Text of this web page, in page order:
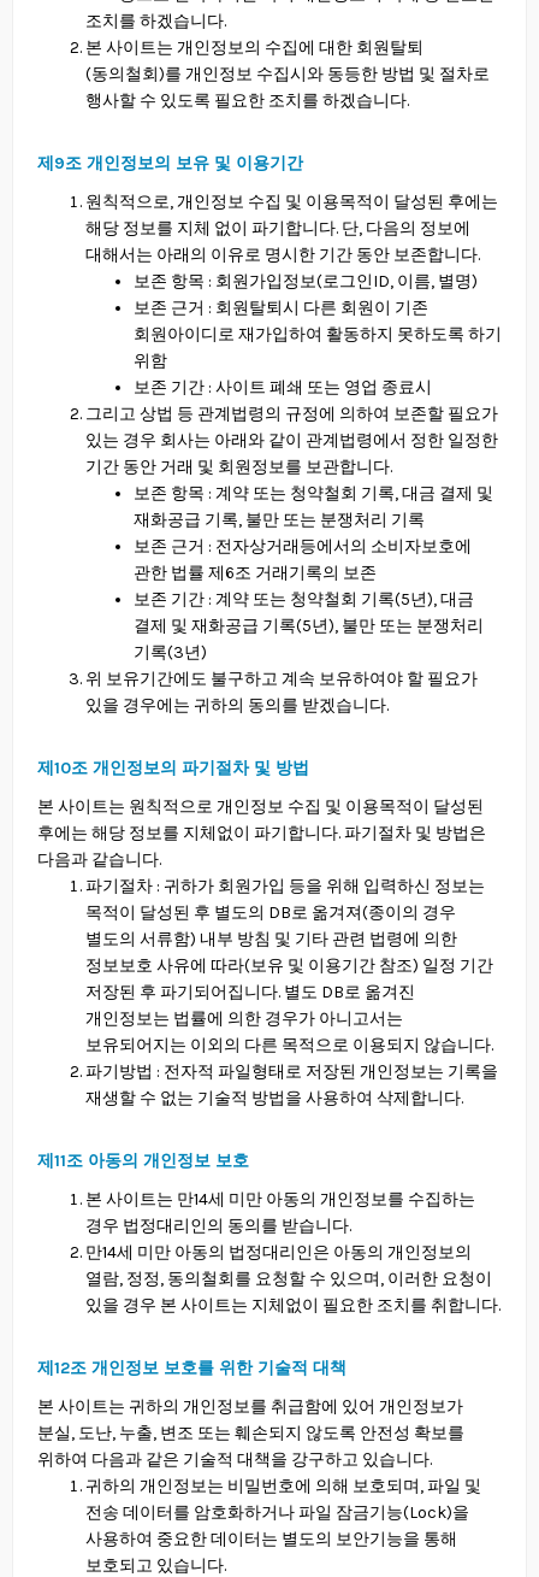
조치를 하겠습니다.
본 사이트는 개인정보의 수집에 대한 회원탈퇴
(동의철회)를 개인정보 수집시와 동등한 방법 및 절차로
행사할 수 있도록 필요한 조치를 하겠습니다.
제9조 개인정보의 보유 및 이용기간
원칙적으로, 개인정보 수집 및 이용목적이 달성된 후에는
해당 정보를 지체 없이 파기합니다. 단, 다음의 정보에
대해서는 아래의 이유로 명시한 기간 동안 보존합니다.
보존 항목 : 회원가입정보(로그인ID, 이름, 별명)
보존 근거 : 회원탈퇴시 다른 회원이 기존
회원아이디로 재가입하여 활동하지 못하도록 하기
위함
보존 기간 : 사이트 폐쇄 또는 영업 종료시
그리고 상법 등 관계법령의 규정에 의하여 보존할 필요가
있는 경우 회사는 아래와 같이 관계법령에서 정한 일정한
기간 동안 거래 및 회원정보를 보관합니다.
보존 항목 : 계약 또는 청약철회 기록, 대금 결제 및
재화공급 기록, 불만 또는 분쟁처리 기록
보존 근거 : 전자상거래등에서의 소비자보호에
관한 법률 제6조 거래기록의 보존
보존 기간 : 계약 또는 청약철회 기록(5년), 대금
결제 및 재화공급 기록(5년), 불만 또는 분쟁처리
기록(3년)
위 보유기간에도 불구하고 계속 보유하여야 할 필요가
있을 경우에는 귀하의 동의를 받겠습니다.
제10조 개인정보의 파기절차 및 방법
본 사이트는 원칙적으로 개인정보 수집 및 이용목적이 달성된
후에는 해당 정보를 지체없이 파기합니다. 파기절차 및 방법은
다음과 같습니다.
파기절차 : 귀하가 회원가입 등을 위해 입력하신 정보는
목적이 달성된 후 별도의 DB로 옮겨져(종이의 경우
별도의 서류함) 내부 방침 및 기타 관련 법령에 의한
정보보호 사유에 따라(보유 및 이용기간 참조) 일정 기간
저장된 후 파기되어집니다. 별도 DB로 옮겨진
개인정보는 법률에 의한 경우가 아니고서는
보유되어지는 이외의 다른 목적으로 이용되지 않습니다.
파기방법 : 전자적 파일형태로 저장된 개인정보는 기록을
재생할 수 없는 기술적 방법을 사용하여 삭제합니다.
제11조 아동의 개인정보 보호
본 사이트는 만14세 미만 아동의 개인정보를 수집하는
경우 법정대리인의 동의를 받습니다.
만14세 미만 아동의 법정대리인은 아동의 개인정보의
열람, 정정, 동의철회를 요청할 수 있으며, 이러한 요청이
있을 경우 본 사이트는 지체없이 필요한 조치를 취합니다.
제12조 개인정보 보호를 위한 기술적 대책
본 사이트는 귀하의 개인정보를 취급함에 있어 개인정보가
분실, 도난, 누출, 변조 또는 훼손되지 않도록 안전성 확보를
위하여 다음과 같은 기술적 대책을 강구하고 있습니다.
귀하의 개인정보는 비밀번호에 의해 보호되며, 파일 및
전송 데이터를 암호화하거나 파일 잠금기능(Lock)을
사용하여 중요한 데이터는 별도의 보안기능을 통해
보호되고 있습니다.